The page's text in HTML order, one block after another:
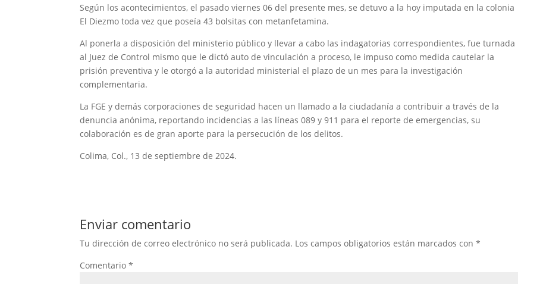
Según los acontecimientos, el pasado viernes 06 del presente mes, se detuvo a la hoy imputada en la colonia
El Diezmo toda vez que poseía 43 bolsitas con metanfetamina.
Al ponerla a disposición del ministerio público y llevar a cabo las indagatorias correspondientes, fue turnada
al Juez de Control mismo que le dictó auto de vinculación a proceso, le impuso como medida cautelar la
prisión preventiva y le otorgó a la autoridad ministerial el plazo de un mes para la investigación
complementaria.
La FGE y demás corporaciones de seguridad hacen un llamado a la ciudadanía a contribuir a través de la
denuncia anónima, reportando incidencias a las líneas 089 y 911 para el reporte de emergencias, su
colaboración es de gran aporte para la persecución de los delitos.
Colima, Col., 13 de septiembre de 2024.
Enviar comentario
Tu dirección de correo electrónico no será publicada. Los campos obligatorios están marcados con*
Comentario*